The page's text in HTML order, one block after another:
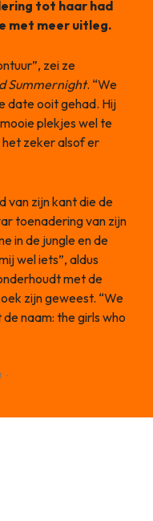
tot haar had
met meer uitleg.
zei ze
Summernight. “We
date ooit gehad. Hij
plekjes wel te
het zeker alsof er
van zijn kant die de
toenadering van zijn
in de jungle en de
wel iets”, aldus
met de
zijn geweest. “We
naam: the girls who
-